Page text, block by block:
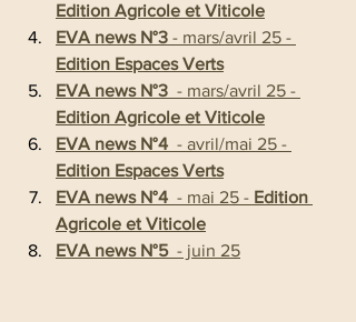
Edition Agricole et Viticole
EVA news N°3 - mars/avril 25 -
Edition Espaces Verts
EVA news N°3 - mars/avril 25 -
Edition Agricole et Viticole
EVA news N°4
  - avril/mai 25 -
Edition Espaces Verts
EVA news N°4
  - mai 25 -
Edition
Agricole et Viticole
EVA news N°5
  - juin 25